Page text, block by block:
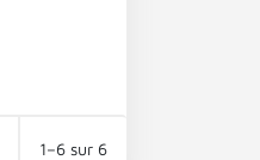
1–6 sur 6